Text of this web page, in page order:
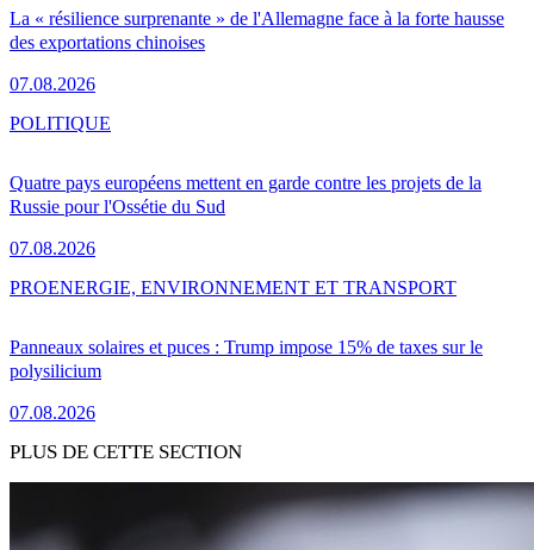
La « résilience surprenante » de l'Allemagne face à la forte hausse
des exportations chinoises
07.08.2026
Quatre pays européens mettent en garde contre les projets de la
Russie pour l'Ossétie du Sud
07.08.2026
POLITIQUE
Panneaux solaires et puces : Trump impose 15% de taxes sur le
polysilicium
07.08.2026
PROENERGIE, ENVIRONNEMENT ET TRANSPORT
PLUS DE CETTE SECTION